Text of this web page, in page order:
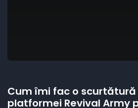
Cum îmi fac o
platformei Revival Army